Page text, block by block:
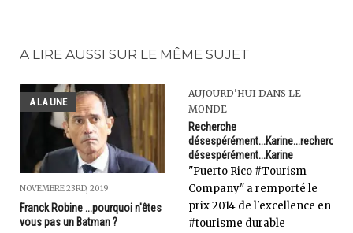
A LIRE AUSSI SUR LE MÊME SUJET
A LA UNE
NOVEMBRE 23RD, 2019
Franck Robine ...pourquoi n'êtes
vous pas un Batman ?
AUJOURD'HUI DANS LE
MONDE
Recherche
désespérément...Karine...recherche
désespérément...Karine
"Puerto Rico #Tourism
Company" a remporté le
prix 2014 de l'excellence en
#tourisme durable